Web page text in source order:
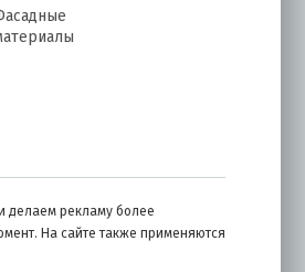
делаем рекламу более
На сайте также применяются